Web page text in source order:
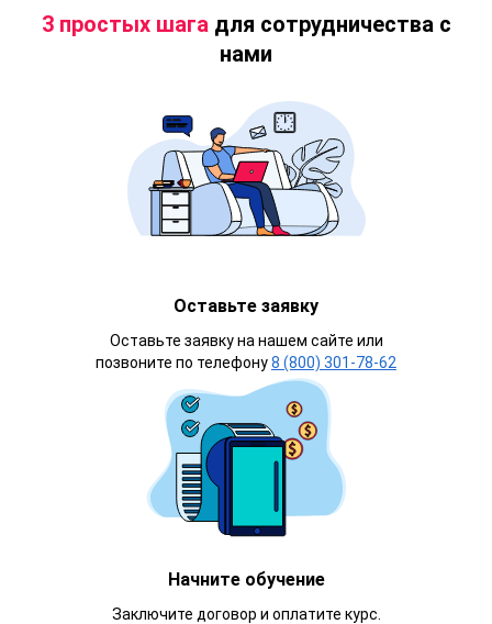
3 простых шагадля сотрудничества с
нами
Оставьте заявку
Оставьте заявку на нашем сайте или
позвоните по телефону8 (800) 301-78-62
Начните обучение
Заключите договор и оплатите курс.